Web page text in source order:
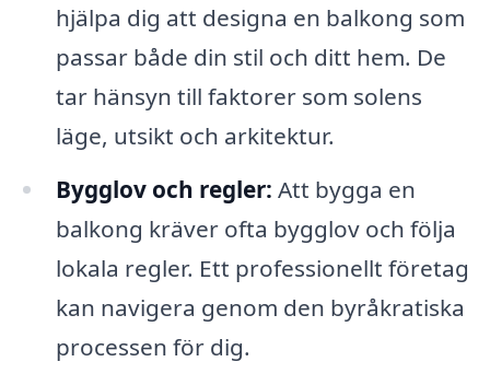
hjälpa dig att designa en balkong som
passar både din stil och ditt hem. De
tar hänsyn till faktorer som solens
läge, utsikt och arkitektur.
Bygglov och regler: Att bygga en
balkong kräver ofta bygglov och följa
lokala regler. Ett professionellt företag
kan navigera genom den byråkratiska
processen för dig.